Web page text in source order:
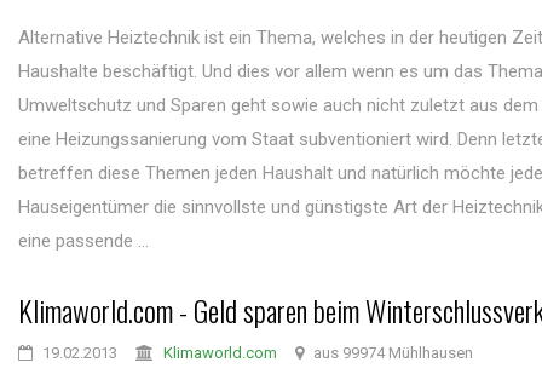
Alternative Heiztechnik ist ein Thema, welches in der heutigen
Haushalte beschäftigt. Und dies vor allem wenn es um das Thema
Umweltschutz und Sparen geht sowie auch nicht zuletzt aus dem
eine Heizungssanierung vom Staat subventioniert wird. Denn
betreffen diese Themen jeden Haushalt und natürlich möchte
Hauseigentümer die sinnvollste und günstigste Art der
eine passende ...
Klimaworld.com - Geld sparen beim
19.02.2013 Klimaworld.com aus 99974 Mühlhausen